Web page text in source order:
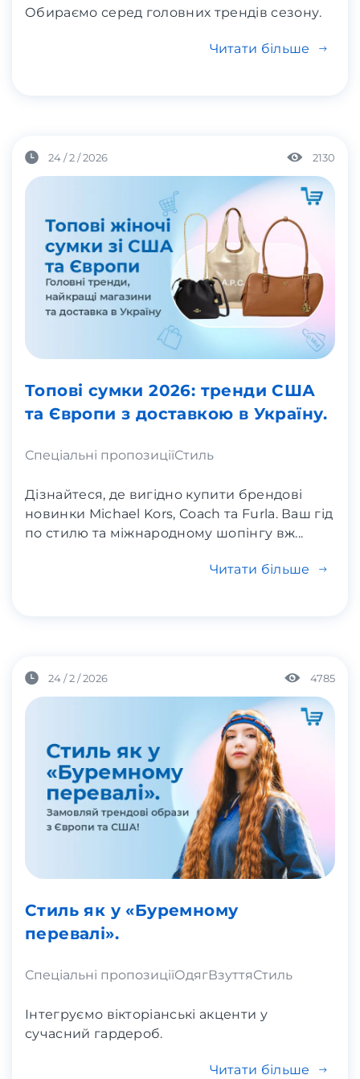
Обираємо серед головних трендів сезону.
Читати більше
24 / 2 / 2026 2130
Топові сумки 2026: тренди США
та Європи з доставкою в Україну.
Спеціальні пропозиціїСтиль
Дізнайтеся, де вигідно купити брендові
новинки Michael Kors, Coach та Furla. Ваш гід
по стилю та міжнародному шопінгу вж...
Читати більше
24 / 2 / 2026 4785
Стиль як у «Буремному
перевалі».
Спеціальні пропозиціїОдягВзуттяСтиль
Інтегруємо вікторіанські акценти у
сучасний гардероб.
Читати більше